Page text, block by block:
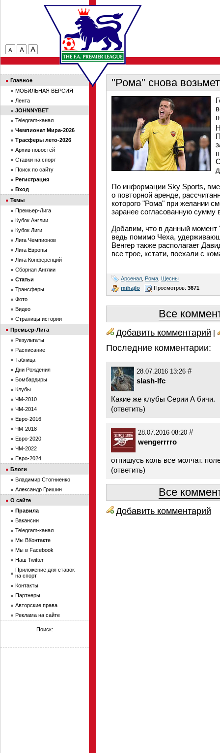
"Рома" снова
По информации Sky Sports,
о повторной аренде,
которого "Рома" при желании
заранее согласованную
Добавим, что в данный момент
ведь помимо Чеха,
Венгер также располагает
все трое, кстати, поехали с
Арсенал Рома Щесны
mihajlo
Просмотров: 3671
Все
Добавить комментарий |
Последние комментарии:
28.07.2016 13:26 #
slash-lfc
Какие же клубы Серии А бичи.
(ответить)
28.07.2016 08:20 #
wengerrrro
отпишусь коль все молчат.
(ответить)
Все
Добавить комментарий
Главное
МОБИЛЬНАЯ ВЕРСИЯ
Лента
JOHNNYBET
Telegram-канал
Чемпионат Мира-2026
Трасферы лето-2026
Архив новостей
Ставки на спорт
Поиск по сайту
Регистрация
Вход
Темы
Премьер-Лига
Кубок Англии
Кубок Лиги
Лига Чемпионов
Лига Европы
Лига Конференций
Сборная Англии
Статьи
Трансферы
Фото
Видео
Страницы истории
Премьер-Лига
Результаты
Расписание
Таблица
Дни Рождения
Бомбардиры
Клубы
ЧМ-2010
ЧМ-2014
Евро-2016
ЧМ-2018
Евро-2020
ЧМ-2022
Евро-2024
Блоги
Владимир Стогниенко
Александр Гришин
О сайте
Правила
Вакансии
Telegram-канал
Мы ВКонтакте
Мы в Facebook
Наш Twitter
Приложение для ставок
на спорт
Контакты
Партнеры
Авторские права
Реклама на сайте
Поиск: